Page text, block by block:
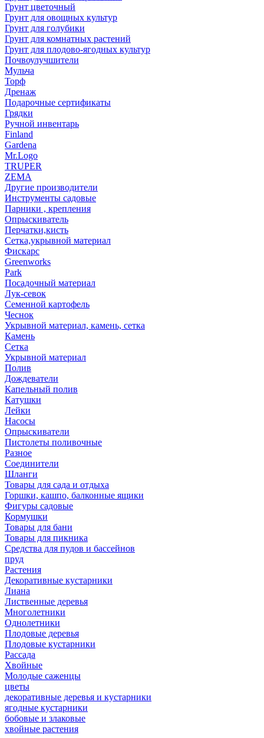
Грунт цветочный
Грунт для овощных культур
Грунт для голубики
Грунт для комнатных растений
Грунт для плодово-ягодных культур
Почвоулучшители
Мульча
Торф
Дренаж
Подарочные сертификаты
Грядки
Ручной инвентарь
Finland
Gardena
Mr.Logo
TRUPER
ZEMA
Другие производители
Инструменты садовые
Парники , крепления
Опрыскиватель
Перчатки,кисть
Сетка,укрывной материал
Фискарс
Greenworks
Park
Посадочный материал
Лук-севок
Семенной картофель
Чеснок
Укрывной материал, камень, сетка
Камень
Сетка
Укрывной материал
Полив
Дождеватели
Капельный полив
Катушки
Лейки
Насосы
Опрыскиватели
Пистолеты поливочные
Разное
Соединители
Шланги
Товары для сада и отдыха
Горшки, кашпо, балконные ящики
Фигуры садовые
Кормушки
Товары для бани
Товары для пикника
Средства для пудов и бассейнов
пруд
Растения
Декоративные кустарники
Лиана
Лиственные деревья
Многолетники
Однолетники
Плодовые деревья
Плодовые кустарники
Рассада
Хвойные
Молодые саженцы
цветы
декоративные деревья и кустарники
ягодные кустарники
бобовые и злаковые
хвойные растения